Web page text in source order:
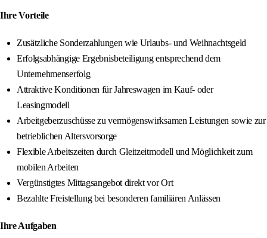
Ihre Vorteile
Zusätzliche Sonderzahlungen wie Urlaubs- und Weihnachtsgeld
Erfolgsabhängige Ergebnisbeteiligung entsprechend dem
Unternehmenserfolg
Attraktive Konditionen für Jahreswagen im Kauf- oder
Leasingmodell
Arbeitgeberzuschüsse zu vermögenswirksamen Leistungen sowie zur
betrieblichen Altersvorsorge
Flexible Arbeitszeiten durch Gleitzeitmodell und Möglichkeit zum
mobilen Arbeiten
Vergünstigtes Mittagsangebot direkt vor Ort
Bezahlte Freistellung bei besonderen familiären Anlässen
Ihre Aufgaben